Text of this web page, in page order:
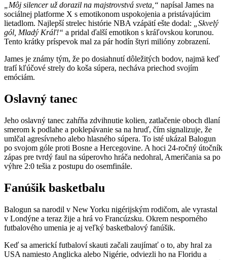
„Môj silencer už dorazil na majstrovstvá sveta,“ napísal James na
sociálnej platforme X s emotikonom uspokojenia a pristávajúcim
lietadlom. Najlepší strelec histórie NBA vzápätí ešte dodal:
„Skvelý
gól, Mladý Kráľ!“ a pridal ďalší emotikon s kráľovskou korunou.
Tento krátky príspevok mal za pár hodín štyri milióny zobrazení.
James je známy tým, že po dosiahnutí dôležitých bodov, najmä keď
trafí kľúčové strely do koša súpera, necháva priechod svojím
emóciám.
Oslavný tanec
Jeho oslavný tanec zahŕňa zdvihnutie kolien, zatlačenie oboch dlaní
smerom k podlahe a poklepávanie sa na hruď, čím signalizuje, že
umlčal agresívneho alebo hlasného súpera. To isté ukázal Balogun
po svojom góle proti Bosne a Hercegovine. A hoci 24-ročný útočník
zápas pre tvrdý faul na súperovho hráča nedohral, Američania sa po
výhre 2:0 tešia z postupu do osemfinále.
Fanúšik basketbalu
Balogun sa narodil v New Yorku nigérijským rodičom, ale vyrastal
v Londýne a teraz žije a hrá vo Francúzsku. Okrem nesporného
futbalového umenia je aj veľký basketbalový fanúšik.
Keď sa americkí futbaloví skauti začali zaujímať o to, aby hral za
USA namiesto Anglicka alebo Nigérie, odviezli ho na Floridu a